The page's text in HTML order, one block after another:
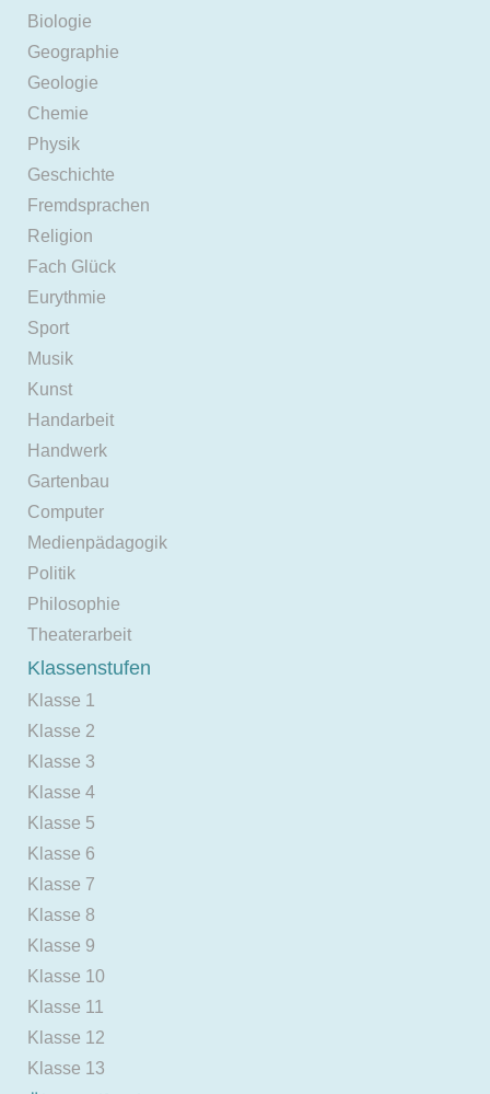
Biologie
Geographie
Geologie
Chemie
Physik
Geschichte
Fremdsprachen
Religion
Fach Glück
Eurythmie
Sport
Musik
Kunst
Handarbeit
Handwerk
Gartenbau
Computer
Medienpädagogik
Politik
Philosophie
Theaterarbeit
Klassenstufen
Klasse 1
Klasse 2
Klasse 3
Klasse 4
Klasse 5
Klasse 6
Klasse 7
Klasse 8
Klasse 9
Klasse 10
Klasse 11
Klasse 12
Klasse 13